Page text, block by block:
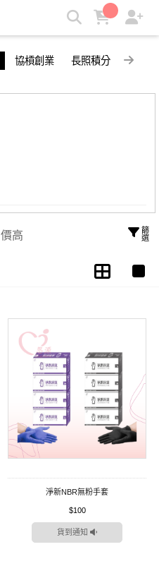
協槓創業 長照積分
價高 篩選
淨新NBR無粉手套
$100
貨到通知